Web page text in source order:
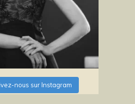
nous sur Instagram